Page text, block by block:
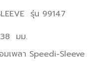
รุ่น 99147
38 มม.
เพลา Speedi-Sleeve